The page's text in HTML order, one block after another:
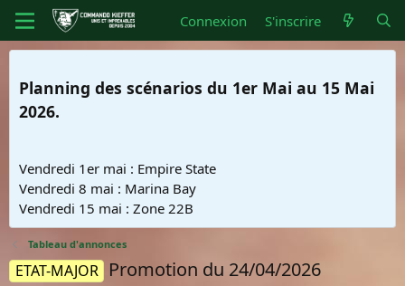
Connexion S'inscrire
Planning des scénarios du 1er Mai au 15 Mai
2026.
Vendredi 1er mai : Empire State
Vendredi 8 mai : Marina Bay
Vendredi 15 mai : Zone 22B
Tableau d'annonces
ETAT-MAJOR Promotion du 24/04/2026